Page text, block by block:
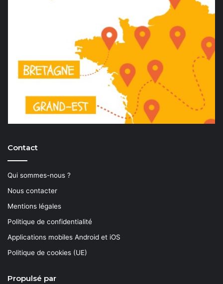
Contact
Qui sommes-nous ?
Nous contacter
Mentions légales
Politique de confidentialité
Applications mobiles Android et iOS
Politique de cookies (UE)
Propulsé par